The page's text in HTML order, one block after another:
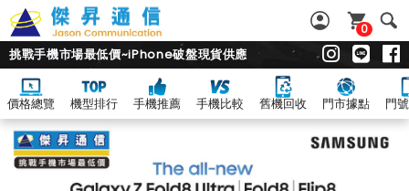
0
挑戰手機市場最低價~iPhone破盤現貨供應
價格總覽 機型排行 手機推薦 手機比較 舊機回收 門市據點 門